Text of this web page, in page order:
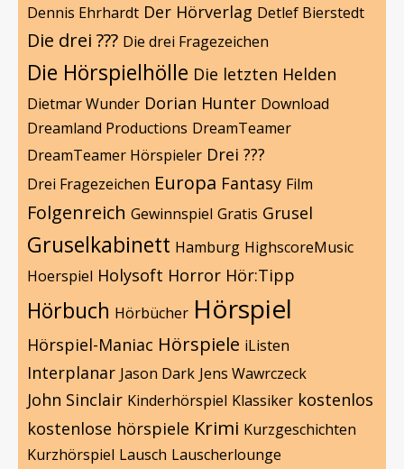
Dennis Ehrhardt Der Hörverlag Detlef Bierstedt
Die drei ??? Die drei Fragezeichen
Die Hörspielhölle Die letzten Helden
Dietmar Wunder Dorian Hunter Download
Dreamland Productions DreamTeamer
DreamTeamer Hörspieler Drei ???
Drei Fragezeichen Europa Fantasy Film
Folgenreich Gewinnspiel Gratis Grusel
Gruselkabinett Hamburg HighscoreMusic
Hoerspiel Holysoft Horror Hör:Tipp
Hörbuch Hörbücher Hörspiel
Hörspiel-Maniac Hörspiele iListen
Interplanar Jason Dark Jens Wawrczeck
John Sinclair Kinderhörspiel Klassiker kostenlos
kostenlose hörspiele Krimi Kurzgeschichten
Kurzhörspiel Lausch Lauscherlounge